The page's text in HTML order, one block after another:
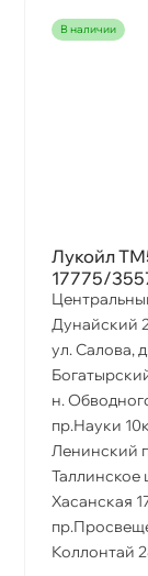
наличии
Лукойл
17775/
Дунайский
ул. Салова,
н.
пр.Науки
Ленинский
Таллинское
Хасанская
Коллонтай